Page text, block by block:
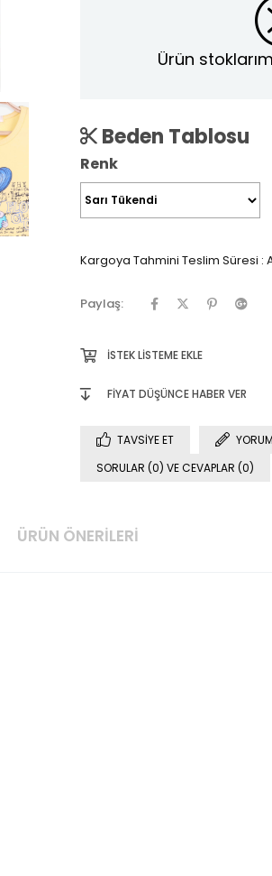
Ürün
Beden Tablosu
Renk
Kargoya Tahmini Teslim Süresi :
Paylaş:
İSTEK LISTEME EKLE
FIYAT DÜŞÜNCE HABER VER
TAVSIYE ET
SORULAR (0) VE CEVAPLAR (0)
ÜRÜN ÖNERILERI